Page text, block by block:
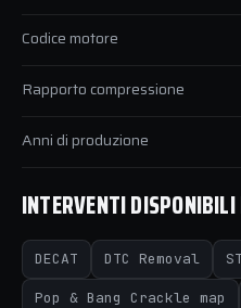
Codice motore
Rapporto compressione
Anni di produzione
INTERVENTI
DECAT DTC Removal
Pop & Bang Crackle map